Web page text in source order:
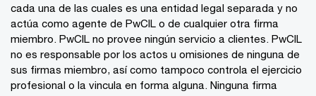
cada una de las cuales es una entidad legal separada y no
actúa como agente de PwCIL o de cualquier otra firma
miembro. PwCIL no provee ningún servicio a clientes. PwCIL
no es responsable por los actos u omisiones de ninguna de
sus firmas miembro, así como tampoco controla el ejercicio
profesional o la vincula en forma alguna. Ninguna firma